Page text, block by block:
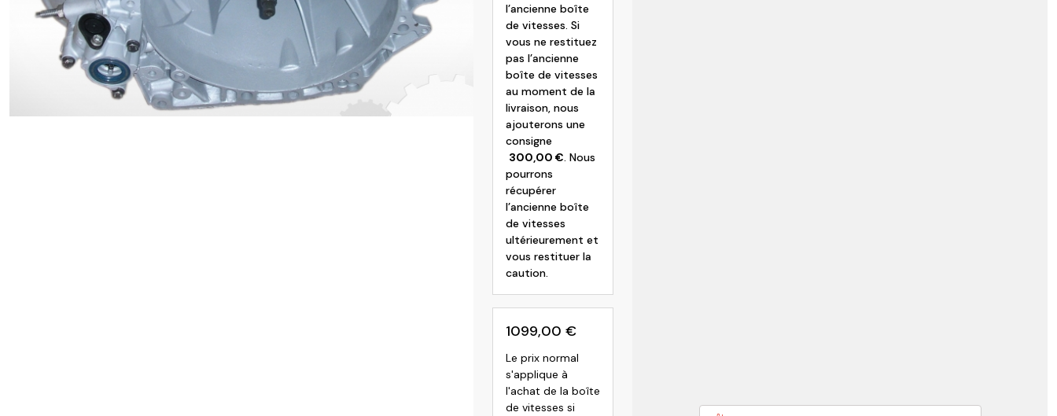
l’ancienne boîte
de vitesses. Si
vous ne restituez
pas l’ancienne
boîte de vitesses
au moment de la
livraison, nous
ajouterons une
consigne
300,00 €. Nous
pourrons
récupérer
l’ancienne boîte
de vitesses
ultérieurement et
vous restituer la
caution.
1099,00 €
Le prix normal
s'applique à
l'achat de la boîte
de vitesses si